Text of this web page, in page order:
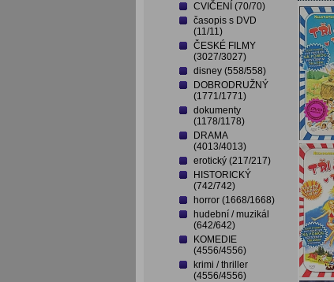
CVIČENÍ (70/70)
časopis s DVD
(11/11)
ČESKÉ FILMY
(3027/3027)
disney (558/558)
DOBRODRUŽNÝ
(1771/1771)
dokumenty
(1178/1178)
DRAMA
(4013/4013)
erotický (217/217)
HISTORICKÝ
(742/742)
horror (1668/1668)
hudební / muzikál
(642/642)
KOMEDIE
(4556/4556)
krimi / thriller
(4556/4556)